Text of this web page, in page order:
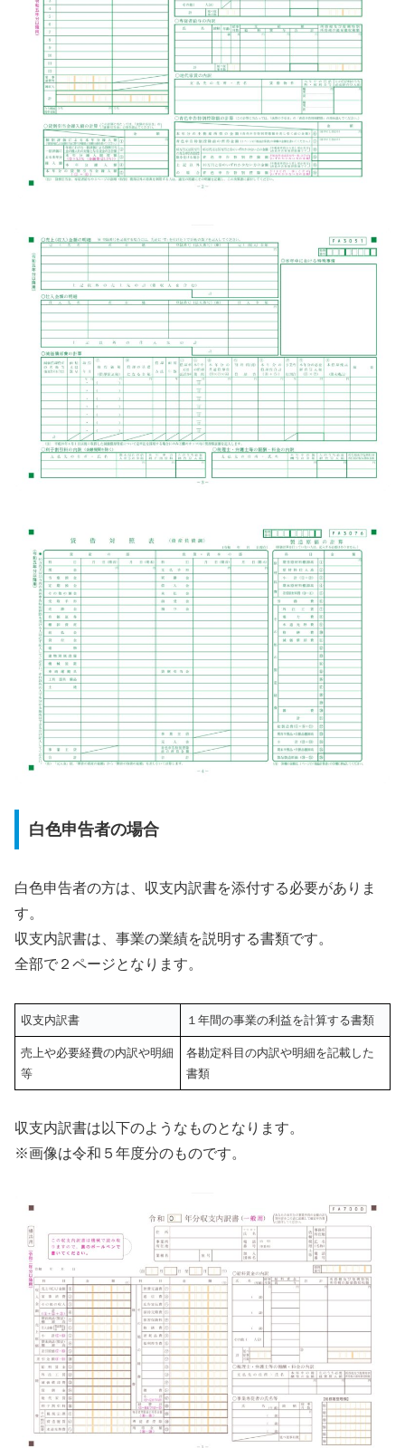
白色申告者の場合
白色申告者の方は、収支内訳書を添付する必要がありま
す。
収支内訳書は、事業の業績を説明する書類です。
全部で２ページとなります。
収支内訳書 １年間の事業の利益を計算する書類
売上や必要経費の内訳や明細
等
各勘定科目の内訳や明細を記載した
書類
収支内訳書は以下のようなものとなります。
※画像は令和５年度分のものです。